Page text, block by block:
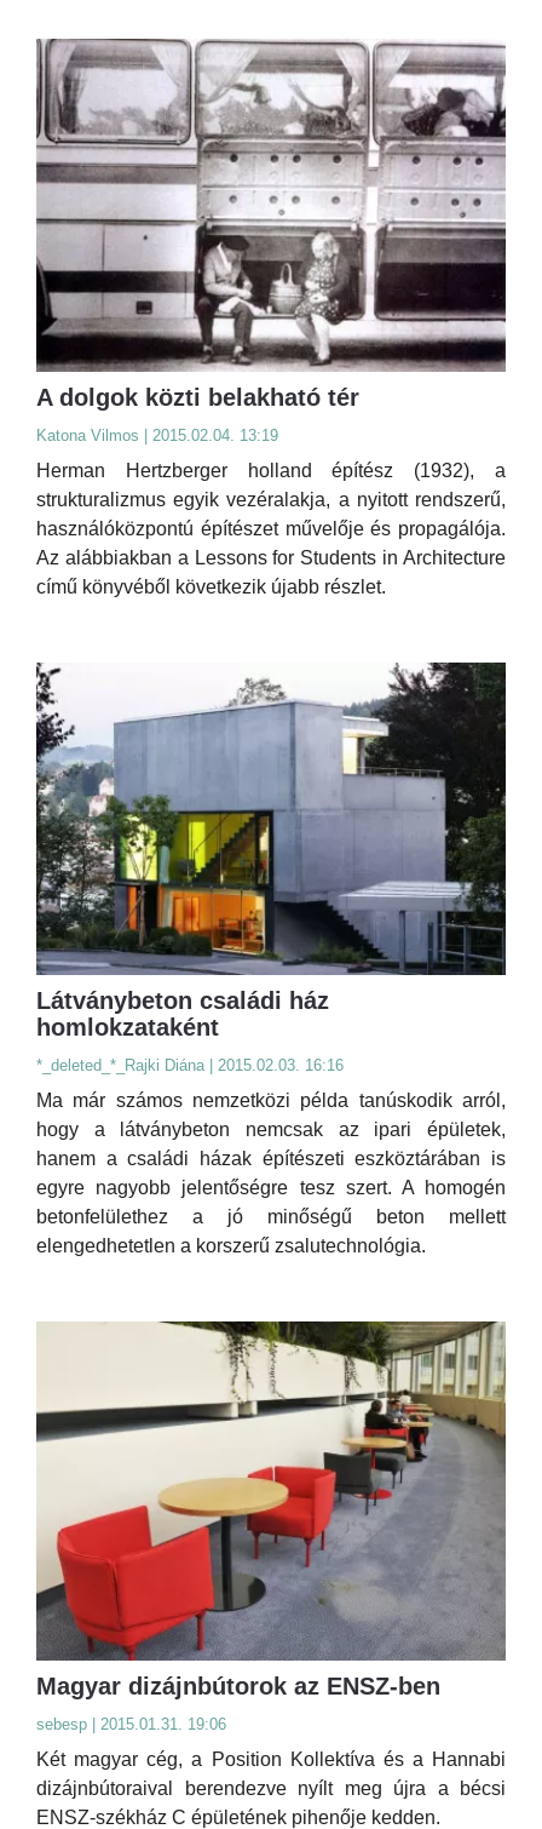
A dolgok közti belakható tér
Katona Vilmos | 2015.02.04. 13:19
Herman Hertzberger holland építész (1932), a
strukturalizmus egyik vezéralakja, a nyitott rendszerű,
használóközpontú építészet művelője és propagálója.
Az alábbiakban a Lessons for Students in Architecture
című könyvéből következik újabb részlet.
Látványbeton családi ház
homlokzataként
*_deleted_*_Rajki Diána | 2015.02.03. 16:16
Ma már számos nemzetközi példa tanúskodik arról,
hogy a látványbeton nemcsak az ipari épületek,
hanem a családi házak építészeti eszköztárában is
egyre nagyobb jelentőségre tesz szert. A homogén
betonfelülethez a jó minőségű beton mellett
elengedhetetlen a korszerű zsalutechnológia.
Magyar dizájnbútorok az ENSZ-ben
sebesp | 2015.01.31. 19:06
Két magyar cég, a Position Kollektíva és a Hannabi
dizájnbútoraival berendezve nyílt meg újra a bécsi
ENSZ-székház C épületének pihenője kedden.